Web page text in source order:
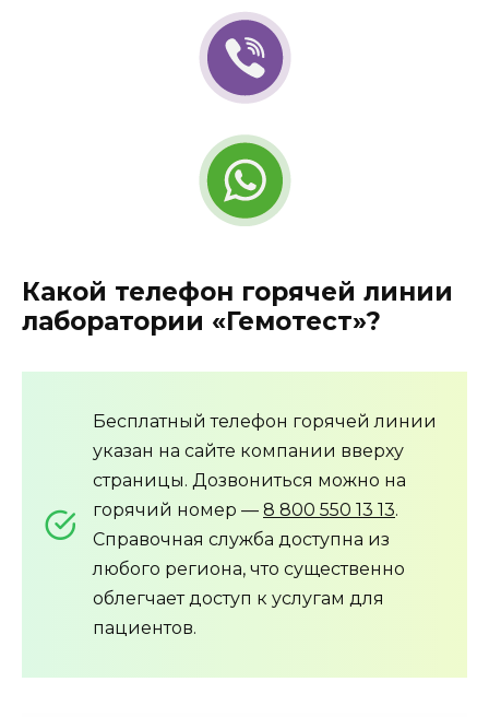
Какой телефон горячей линии
лаборатории «Гемотест»?
Бесплатный телефон горячей линии
указан на сайте компании вверху
страницы. Дозвониться можно на
горячий номер — 8 800 550 13 13.
Справочная служба доступна из
любого региона, что существенно
облегчает доступ к услугам для
пациентов.